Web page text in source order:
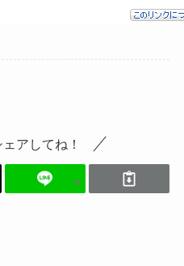
アしてね！